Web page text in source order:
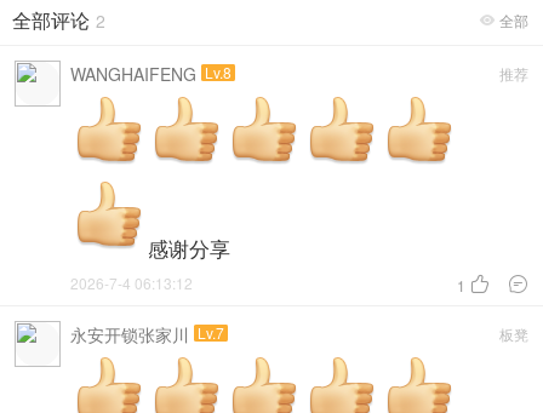
 全部
全部评论 2
推荐
WANGHAIFENG Lv.8
感谢分享
1  
2026-7-4 06:13:12
板凳
永安开锁张家川 Lv.7